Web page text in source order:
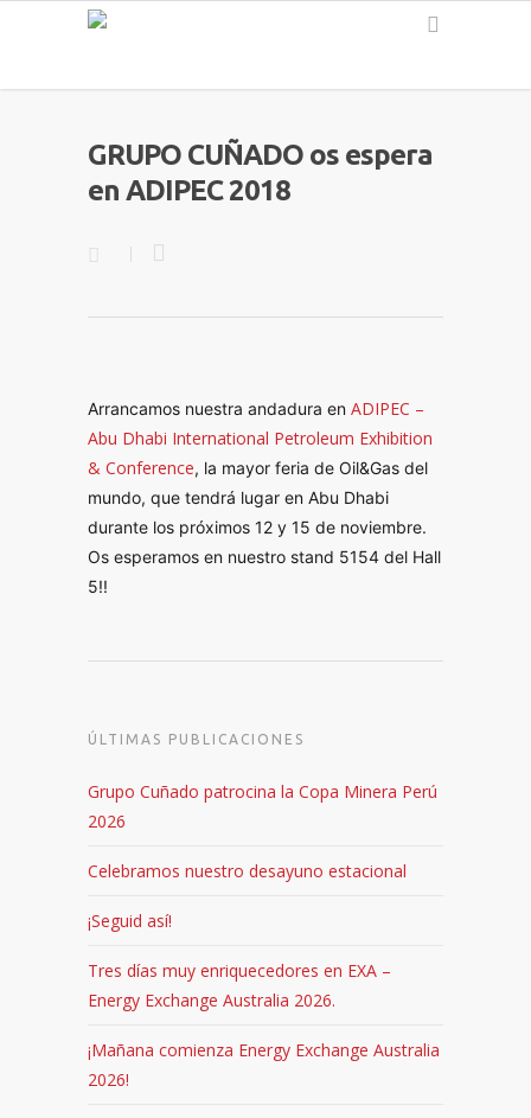
GRUPO CUÑADO os espera
en ADIPEC 2018
Arrancamos nuestra andadura en ADIPEC –
Abu Dhabi International Petroleum Exhibition
& Conference, la mayor feria de Oil&Gas del
mundo, que tendrá lugar en Abu Dhabi
durante los próximos 12 y 15 de noviembre.
Os esperamos en nuestro stand 5154 del Hall
5!!
ÚLTIMAS PUBLICACIONES
Grupo Cuñado patrocina la Copa Minera Perú
2026
Celebramos nuestro desayuno estacional
¡Seguid así!
Tres días muy enriquecedores en EXA –
Energy Exchange Australia 2026.
¡Mañana comienza Energy Exchange Australia
2026!